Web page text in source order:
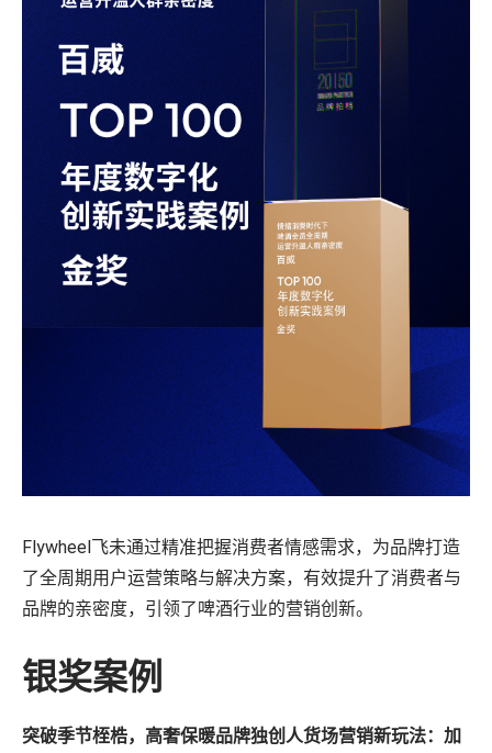
Flywheel飞未通过精准把握消费者情感需求，为品牌打造
了全周期用户运营策略与解决方案，有效提升了消费者与
品牌的亲密度，引领了啤酒行业的营销创新。
银奖案例
突破季节桎梏，高奢保暖品牌独创人货场营销新玩法：加